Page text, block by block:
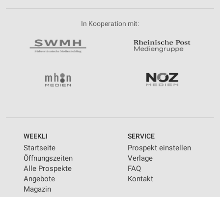
In Kooperation mit:
WEEKLI
Startseite
Öffnungszeiten
Alle Prospekte
Angebote
Magazin
SERVICE
Prospekt einstellen
Verlage
FAQ
Kontakt